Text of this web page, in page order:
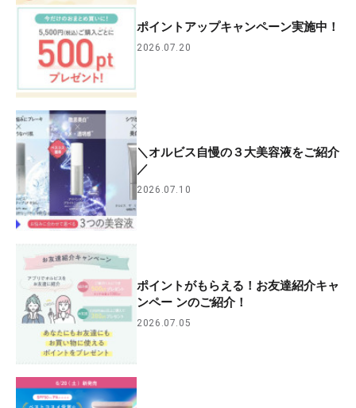
ポイントアップキャンペーン実施中！
2026.07.20
＼オルビス自慢の３大美容液をご紹介
／
2026.07.10
ポイントがもらえる！お友達紹介キャ
ンペー ンのご紹介！
2026.07.05